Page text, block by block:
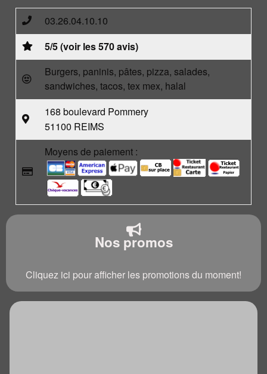
03.26.04.10.10
5/5 (voir les 570 avis)
Burgers, paninis, pâtes, pizza, salades,
sandwiches, tacos, tex mex, halal
168 boulevard Pommery
51100 REIMS
Moyens de paiement :
Nos promos
Cliquez ici pour afficher les promotions du moment!